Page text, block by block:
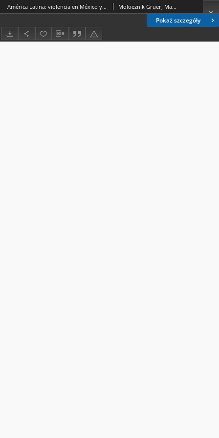
Pokaż szczegóły
América Latina: violencia en México y Centroamérica : presentación Moloeznik Gruer, Marcos Pablo